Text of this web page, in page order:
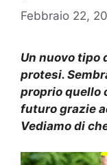
Febbraio 22,
Un nuovo tipo
protesi.
proprio quello
futuro grazie
Vediamo di